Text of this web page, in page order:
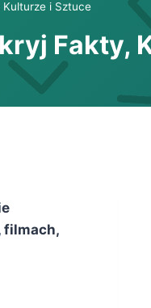
i Sztuce
Fakty,
filmach,